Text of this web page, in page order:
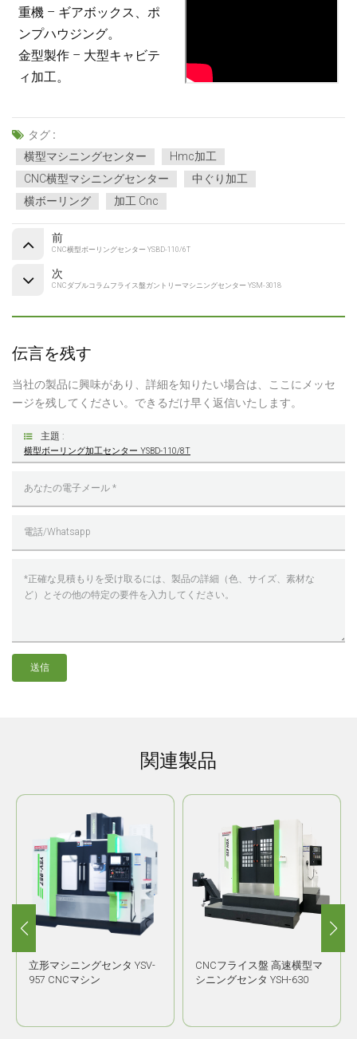
重機 – ギアボックス、ポ
ンプハウジング。
金型製作 – 大型キャビテ
ィ加工。
タグ :
横型マシニングセンター
Hmc加工
CNC横型マシニングセンター
中ぐり加工
横ボーリング
加工 Cnc
前
CNC横型ボーリングセンター YSBD-110/6T
次
CNCダブルコラムフライス盤ガントリーマシニングセンター YSM-3018
伝言を残す
当社の製品に興味があり、詳細を知りたい場合は、ここにメッセ
ージを残してください。できるだけ早く返信いたします。
主題 :
横型ボーリング加工センター YSBD-110/8T
送信
関連製品
立形マシニングセンタ YSV-
957 CNCマシン
CNCフライス盤 高速横型マ
シニングセンタ YSH-630